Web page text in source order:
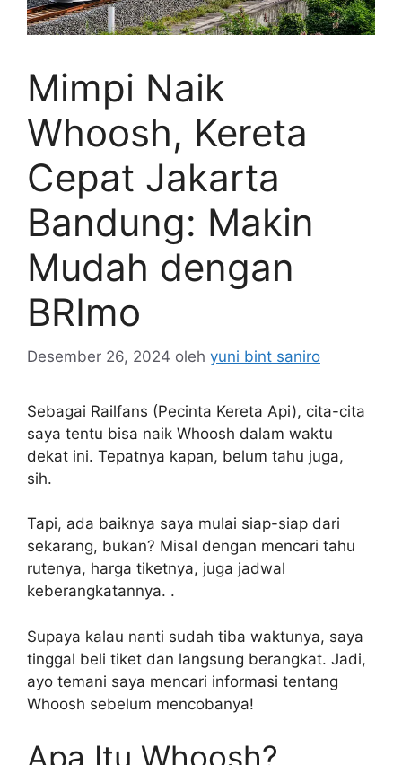
Mimpi Naik
Whoosh, Kereta
Cepat Jakarta
Bandung: Makin
Mudah dengan
BRImo
Desember 26, 2024 oleh yuni bint saniro
Sebagai Railfans (Pecinta Kereta Api), cita-cita
saya tentu bisa naik Whoosh dalam waktu
dekat ini. Tepatnya kapan, belum tahu juga,
sih.
Tapi, ada baiknya saya mulai siap-siap dari
sekarang, bukan? Misal dengan mencari tahu
rutenya, harga tiketnya, juga jadwal
keberangkatannya. .
Supaya kalau nanti sudah tiba waktunya, saya
tinggal beli tiket dan langsung berangkat. Jadi,
ayo temani saya mencari informasi tentang
Whoosh sebelum mencobanya!
Apa Itu Whoosh?